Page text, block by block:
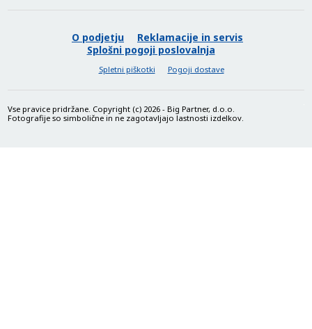
O podjetju
Reklamacije in servis
Splošni pogoji poslovalnja
Spletni piškotki Pogoji dostave
Vse pravice pridržane. Copyright (c) 2026 - Big Partner, d.o.o.
Fotografije so simbolične in ne zagotavljajo lastnosti izdelkov.